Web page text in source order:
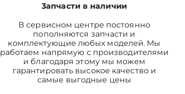
3апчасти в наличии
В сервисном центре постоянно
пополняются запчасти и
комплектующие любых моделей. Мы
работаем напрямую с производителями
и благодаря этому мы можем
гарантировать высокое качество и
самые выгодные цены